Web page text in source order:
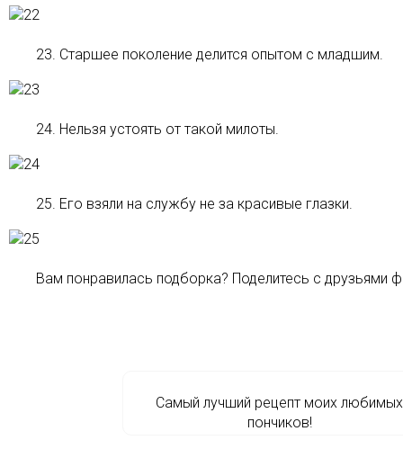
23. Старшее поколение делится опытом с младшим.
24. Нельзя устоять от такой милоты.
25. Его взяли на службу не за красивые глазки.
Вам понравилась подборка? Поделитесь с друзьями
Самый лучший рецепт моих любимых
пончиков!